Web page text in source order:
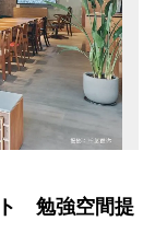
ト 勉強空間提